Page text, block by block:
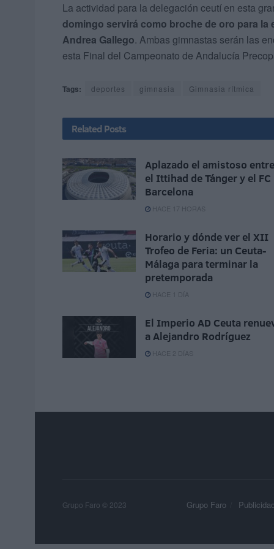
La actividad para la delegación ceutí en esta
domingo servirá como broche de oro para
Andrea Gallego. Ambas gimnastas serán las
esta Final del Campeonato de Andalucía
Tags: deportes gimnasia Gimnasia rítmica
Related Posts
Aplazado el amistoso entre
el Ittihad de Tánger y el FC
Barcelona
HACE 17 HORAS
Horario y dónde ver el XII
Trofeo de Feria: un Ceuta-
Málaga para terminar la
pretemporada
HACE 1 DÍA
El Imperio AD Ceuta
a Alejandro Rodríguez
HACE 2 DÍAS
Grupo Faro Publicidad
Grupo Faro © 2023